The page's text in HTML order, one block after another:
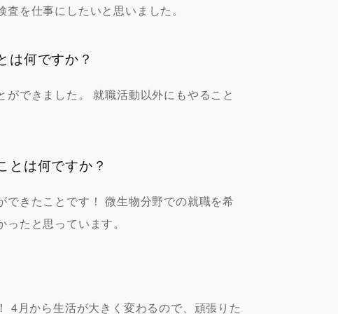
を仕事にしたいと思いました。
は何ですか？
できました。 就職活動以外にもやること
とは何ですか？
きたことです！ 微生物分野での就職を希
たと思っています。
4月から生活が大きく変わるので、頑張りた